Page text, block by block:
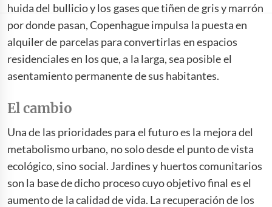
huida del bullicio y los gases que tiñen de gris y marrón
por donde pasan, Copenhague impulsa la puesta en
alquiler de parcelas para convertirlas en espacios
residenciales en los que, a la larga, sea posible el
asentamiento permanente de sus habitantes.
El cambio
Una de las prioridades para el futuro es la mejora del
metabolismo urbano, no solo desde el punto de vista
ecológico, sino social. Jardines y huertos comunitarios
son la base de dicho proceso cuyo objetivo final es el
aumento de la calidad de vida. La recuperación de los